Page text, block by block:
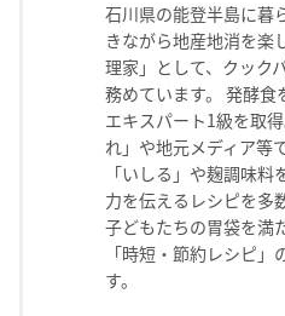
石川県の能登半島に暮
きながら地産地消を楽
理家」として、クック
務めています。 発酵
エキスパート1級を取
れ」や地元メディア等
「いしる」や麹調味
力を伝えるレシピを多
子どもたちの胃袋を満
「時短・節約レシピ
す。